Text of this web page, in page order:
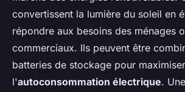
convertissent la lumière du soleil en
répondre aux besoins des ménages
commerciaux. Ils peuvent être
batteries de stockage pour maximiser
l'autoconsommation électrique.